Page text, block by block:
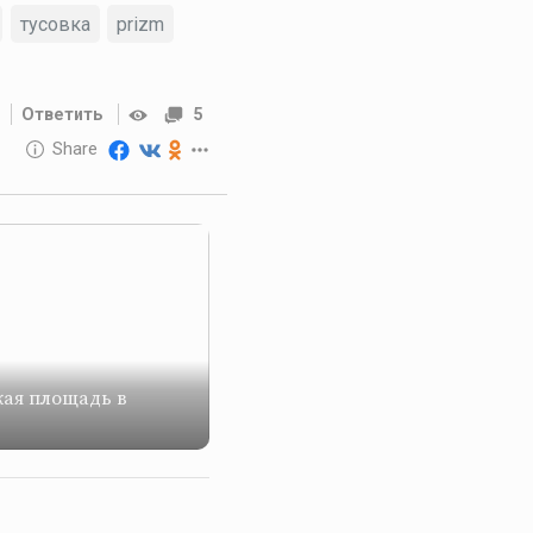
тусовка prizm
Ответить 5
Share
Reward
10 GOLOS
площадь в